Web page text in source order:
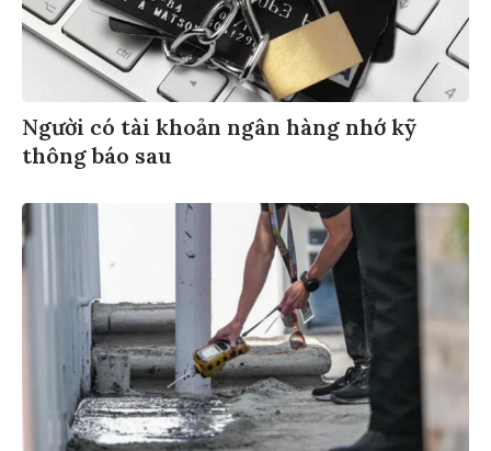
Người có tài khoản ngân hàng nhớ kỹ
thông báo sau